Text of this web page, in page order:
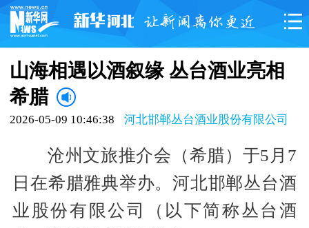
山海相遇以酒叙缘 丛台酒业亮相
希腊
2026-05-09 10:46:38 河北邯郸丛台酒业股份有限公司
沧州文旅推介会（希腊）于5月7
日在希腊雅典举办。河北邯郸丛台酒
业股份有限公司（以下简称丛台酒